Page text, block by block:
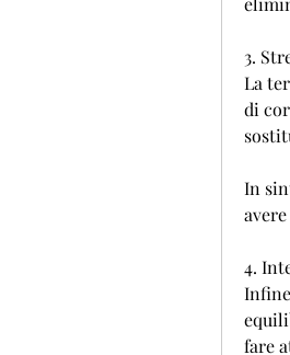
3.
La
di
In
4.
fare